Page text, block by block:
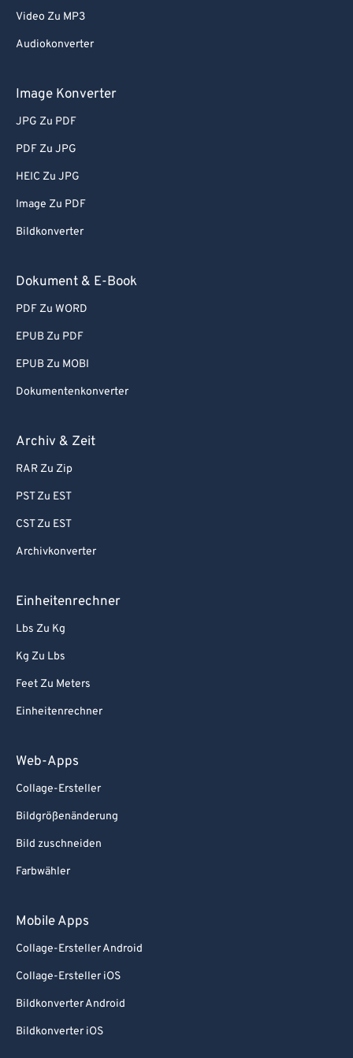
Video Zu MP3
Audiokonverter
Image Konverter
JPG Zu PDF
PDF Zu JPG
HEIC Zu JPG
Image Zu PDF
Bildkonverter
Dokument & E-Book
PDF Zu WORD
EPUB Zu PDF
EPUB Zu MOBI
Dokumentenkonverter
Archiv & Zeit
RAR Zu Zip
PST Zu EST
CST Zu EST
Archivkonverter
Einheitenrechner
Lbs Zu Kg
Kg Zu Lbs
Feet Zu Meters
Einheitenrechner
Web-Apps
Collage-Ersteller
Bildgrößenänderung
Bild zuschneiden
Farbwähler
Mobile Apps
Collage-Ersteller Android
Collage-Ersteller iOS
Bildkonverter Android
Bildkonverter iOS